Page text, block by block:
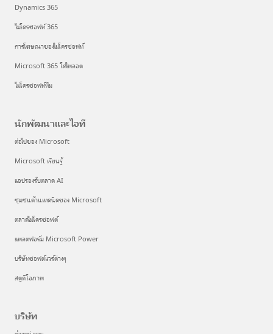
Dynamics 365
ไมโครซอฟท์ 365
การโฆษณาของไมโครซอฟท์
Microsoft 365 โคไพลอต
ไมโครซอฟท์ทีม
นักพัฒนาและไอที
ต่อไปของ Microsoft
Microsoft เรียนรู้
แอปรองรับตลาด AI
ชุมชนด้านเทคนิคของ Microsoft
ตลาดไมโครซอฟต์
แพลตฟอร์ม Microsoft Power
บริษัทซอฟต์แวร์ต่างๆ
สตูดิโอภาพ
บริษัท